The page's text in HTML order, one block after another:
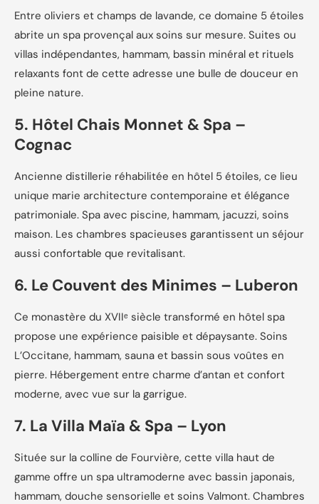
Entre oliviers et champs de lavande, ce domaine 5 étoiles
abrite un spa provençal aux soins sur mesure. Suites ou
villas indépendantes, hammam, bassin minéral et rituels
relaxants font de cette adresse une bulle de douceur en
pleine nature.
5. Hôtel Chais Monnet & Spa –
Cognac
Ancienne distillerie réhabilitée en hôtel 5 étoiles, ce lieu
unique marie architecture contemporaine et élégance
patrimoniale. Spa avec piscine, hammam, jacuzzi, soins
maison. Les chambres spacieuses garantissent un séjour
aussi confortable que revitalisant.
6. Le Couvent des Minimes – Luberon
Ce monastère du XVIIᵉ siècle transformé en hôtel spa
propose une expérience paisible et dépaysante. Soins
L’Occitane, hammam, sauna et bassin sous voûtes en
pierre. Hébergement entre charme d’antan et confort
moderne, avec vue sur la garrigue.
7. La Villa Maïa & Spa – Lyon
Située sur la colline de Fourvière, cette villa haut de
gamme offre un spa ultramoderne avec bassin japonais,
hammam, douche sensorielle et soins Valmont. Chambres